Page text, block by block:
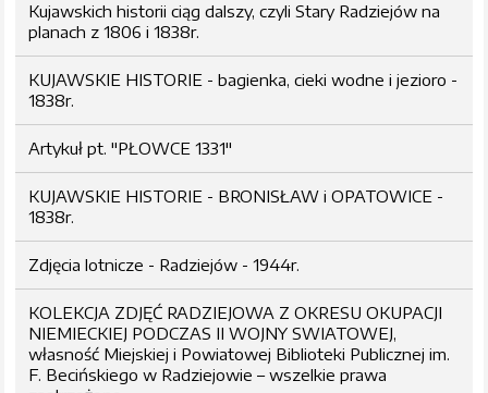
Kujawskich historii ciąg dalszy, czyli Stary Radziejów na
planach z 1806 i 1838r.
KUJAWSKIE HISTORIE - bagienka, cieki wodne i jezioro -
1838r.
Artykuł pt. "PŁOWCE 1331"
KUJAWSKIE HISTORIE - BRONISŁAW i OPATOWICE -
1838r.
Zdjęcia lotnicze - Radziejów - 1944r.
KOLEKCJA ZDJĘĆ RADZIEJOWA Z OKRESU OKUPACJI
NIEMIECKIEJ PODCZAS II WOJNY SWIATOWEJ,
własność Miejskiej i Powiatowej Biblioteki Publicznej im.
F. Becińskiego w Radziejowie – wszelkie prawa